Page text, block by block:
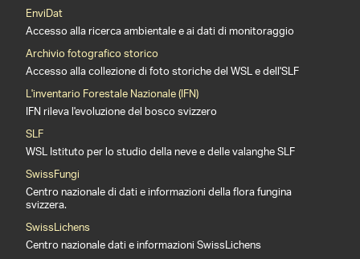
EnviDat
Accesso alla ricerca ambientale e ai dati di monitoraggio
Archivio fotografico storico
Accesso alla collezione di foto storiche del WSL e dell'SLF
L'inventario Forestale Nazionale (IFN)
IFN rileva l'evoluzione del bosco svizzero
SLF
WSL Istituto per lo studio della neve e delle valanghe SLF
SwissFungi
Centro nazionale di dati e informazioni della flora fungina
svizzera.
SwissLichens
Centro nazionale dati e informazioni SwissLichens